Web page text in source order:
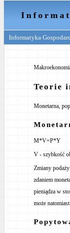
Informatyka
Teorie
Monetarna,
M*V=P*Y
V - szybkość
Zmiany
zdaniem
pieniądza w
może